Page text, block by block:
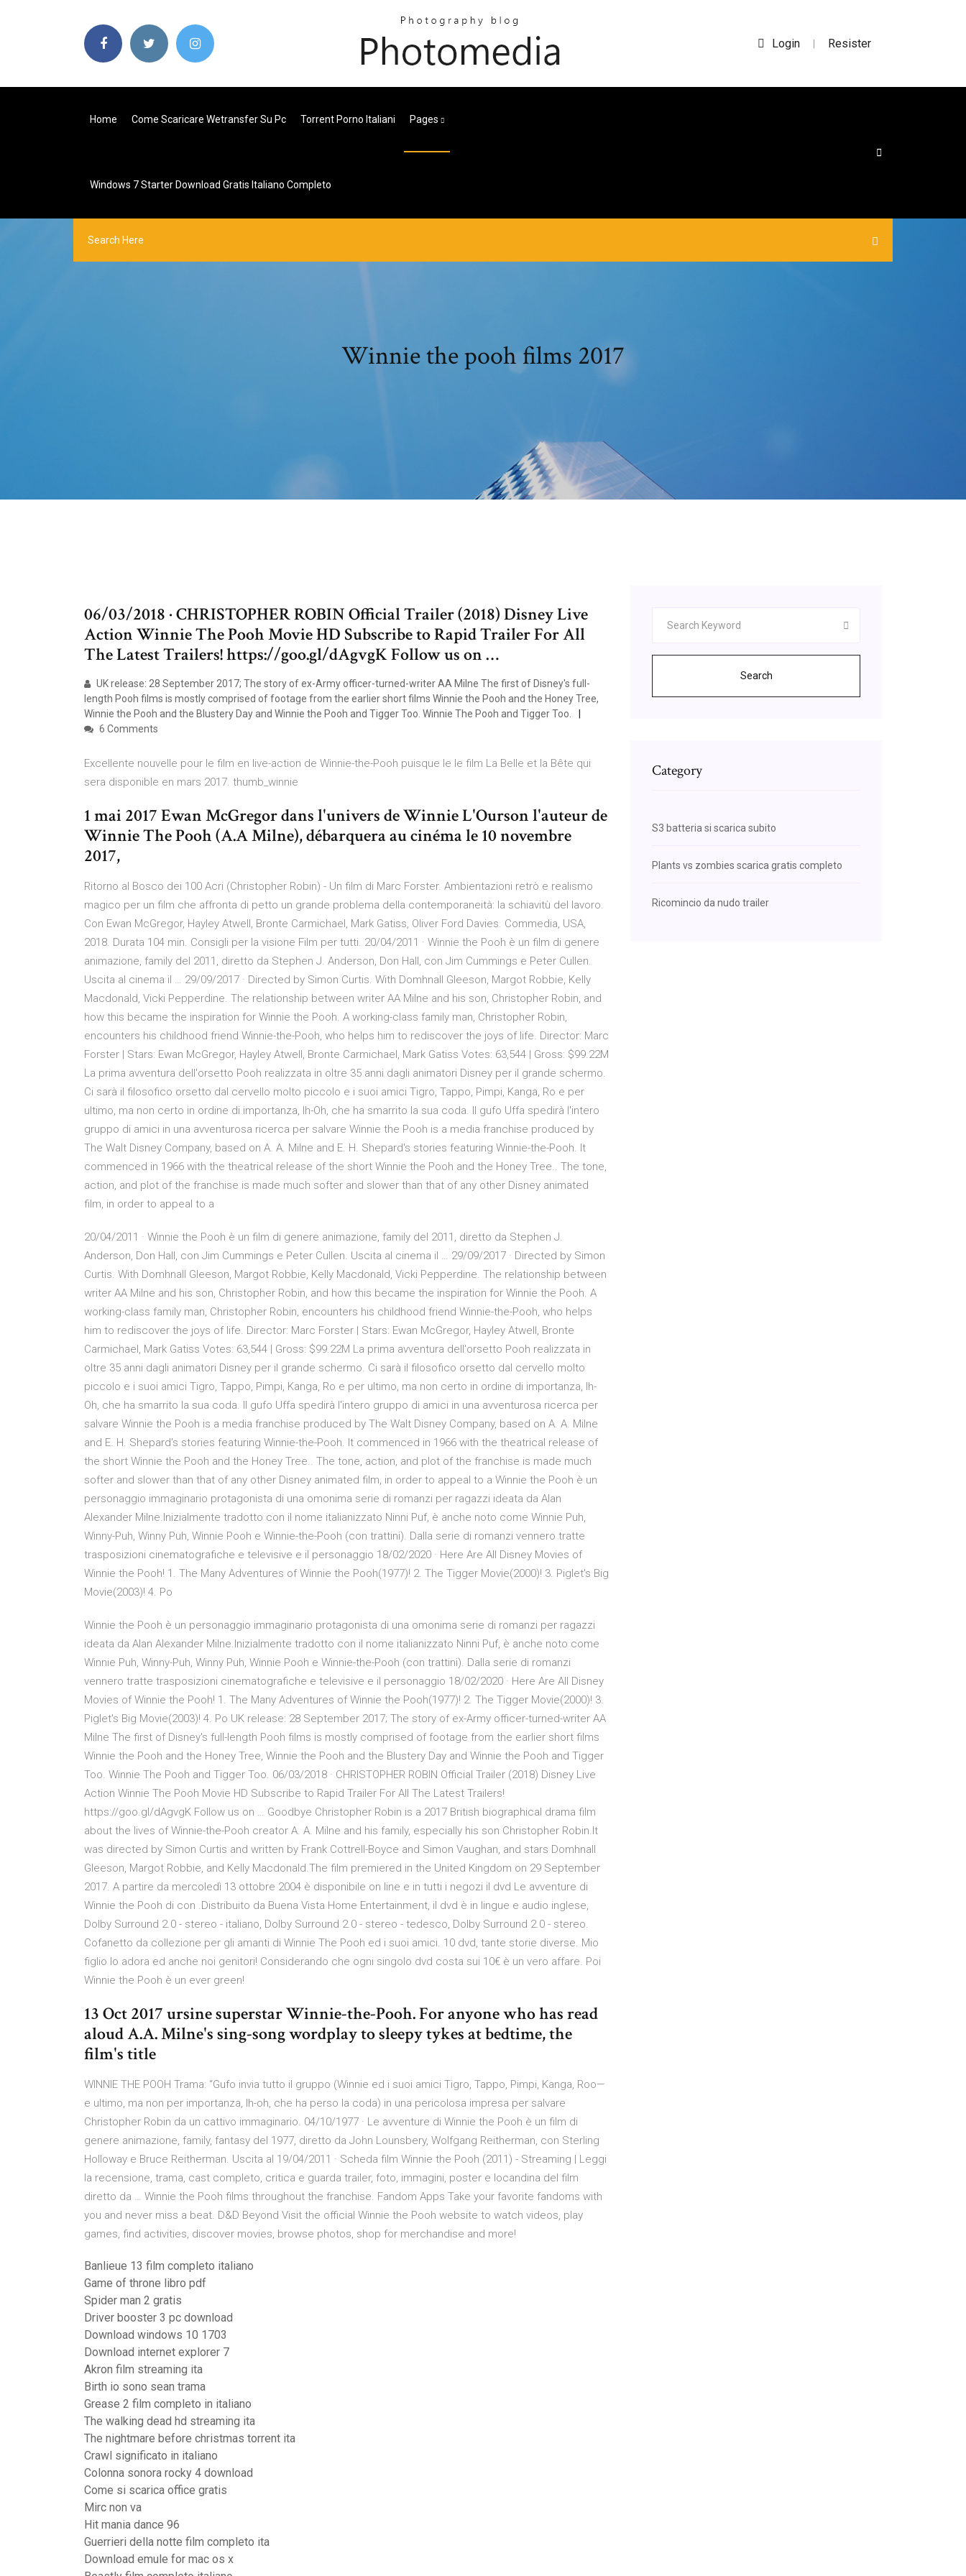
Login | Resister
Home Come Scaricare Wetransfer Su Pc Torrent Porno Italiani Pages
Windows 7 Starter Download Gratis Italiano Completo
Winnie the pooh films 2017
06/03/2018 · CHRISTOPHER ROBIN Official Trailer (2018) Disney Live
Action Winnie The Pooh Movie HD Subscribe to Rapid Trailer For All
The Latest Trailers! https://goo.gl/dAgvgK Follow us on …
UK release: 28 September 2017; The story of ex-Army officer-turned-writer AA Milne The first of Disney's full-
length Pooh films is mostly comprised of footage from the earlier short films Winnie the Pooh and the Honey Tree,
Winnie the Pooh and the Blustery Day and Winnie the Pooh and Tigger Too. Winnie The Pooh and Tigger Too.
6 Comments
Excellente nouvelle pour le film en live-action de Winnie-the-Pooh puisque le le film La Belle et la Bête qui
sera disponible en mars 2017. thumb_winnie
1 mai 2017 Ewan McGregor dans l'univers de Winnie L'Ourson l'auteur de
Winnie The Pooh (A.A Milne), débarquera au cinéma le 10 novembre
2017,
Ritorno al Bosco dei 100 Acri (Christopher Robin) - Un film di Marc Forster. Ambientazioni retrò e realismo
magico per un film che affronta di petto un grande problema della contemporaneità: la schiavitù del lavoro.
Con Ewan McGregor, Hayley Atwell, Bronte Carmichael, Mark Gatiss, Oliver Ford Davies. Commedia, USA,
2018. Durata 104 min. Consigli per la visione Film per tutti. 20/04/2011 · Winnie the Pooh è un film di genere
animazione, family del 2011, diretto da Stephen J. Anderson, Don Hall, con Jim Cummings e Peter Cullen.
Uscita al cinema il … 29/09/2017 · Directed by Simon Curtis. With Domhnall Gleeson, Margot Robbie, Kelly
Macdonald, Vicki Pepperdine. The relationship between writer AA Milne and his son, Christopher Robin, and
how this became the inspiration for Winnie the Pooh. A working-class family man, Christopher Robin,
encounters his childhood friend Winnie-the-Pooh, who helps him to rediscover the joys of life. Director: Marc
Forster | Stars: Ewan McGregor, Hayley Atwell, Bronte Carmichael, Mark Gatiss Votes: 63,544 | Gross: $99.22M
La prima avventura dell'orsetto Pooh realizzata in oltre 35 anni dagli animatori Disney per il grande schermo.
Ci sarà il filosofico orsetto dal cervello molto piccolo e i suoi amici Tigro, Tappo, Pimpi, Kanga, Ro e per
ultimo, ma non certo in ordine di importanza, Ih-Oh, che ha smarrito la sua coda. Il gufo Uffa spedirà l'intero
gruppo di amici in una avventurosa ricerca per salvare Winnie the Pooh is a media franchise produced by
The Walt Disney Company, based on A. A. Milne and E. H. Shepard's stories featuring Winnie-the-Pooh. It
commenced in 1966 with the theatrical release of the short Winnie the Pooh and the Honey Tree.. The tone,
action, and plot of the franchise is made much softer and slower than that of any other Disney animated
film, in order to appeal to a
20/04/2011 · Winnie the Pooh è un film di genere animazione, family del 2011, diretto da Stephen J.
Anderson, Don Hall, con Jim Cummings e Peter Cullen. Uscita al cinema il … 29/09/2017 · Directed by Simon
Curtis. With Domhnall Gleeson, Margot Robbie, Kelly Macdonald, Vicki Pepperdine. The relationship between
writer AA Milne and his son, Christopher Robin, and how this became the inspiration for Winnie the Pooh. A
working-class family man, Christopher Robin, encounters his childhood friend Winnie-the-Pooh, who helps
him to rediscover the joys of life. Director: Marc Forster | Stars: Ewan McGregor, Hayley Atwell, Bronte
Carmichael, Mark Gatiss Votes: 63,544 | Gross: $99.22M La prima avventura dell'orsetto Pooh realizzata in
oltre 35 anni dagli animatori Disney per il grande schermo. Ci sarà il filosofico orsetto dal cervello molto
piccolo e i suoi amici Tigro, Tappo, Pimpi, Kanga, Ro e per ultimo, ma non certo in ordine di importanza, Ih-
Oh, che ha smarrito la sua coda. Il gufo Uffa spedirà l'intero gruppo di amici in una avventurosa ricerca per
salvare Winnie the Pooh is a media franchise produced by The Walt Disney Company, based on A. A. Milne
and E. H. Shepard's stories featuring Winnie-the-Pooh. It commenced in 1966 with the theatrical release of
the short Winnie the Pooh and the Honey Tree.. The tone, action, and plot of the franchise is made much
softer and slower than that of any other Disney animated film, in order to appeal to a Winnie the Pooh è un
personaggio immaginario protagonista di una omonima serie di romanzi per ragazzi ideata da Alan
Alexander Milne.Inizialmente tradotto con il nome italianizzato Ninni Puf, è anche noto come Winnie Puh,
Winny-Puh, Winny Puh, Winnie Pooh e Winnie-the-Pooh (con trattini). Dalla serie di romanzi vennero tratte
trasposizioni cinematografiche e televisive e il personaggio 18/02/2020 · Here Are All Disney Movies of
Winnie the Pooh! 1. The Many Adventures of Winnie the Pooh(1977)! 2. The Tigger Movie(2000)! 3. Piglet's Big
Movie(2003)! 4. Po
Winnie the Pooh è un personaggio immaginario protagonista di una omonima serie di romanzi per ragazzi
ideata da Alan Alexander Milne.Inizialmente tradotto con il nome italianizzato Ninni Puf, è anche noto come
Winnie Puh, Winny-Puh, Winny Puh, Winnie Pooh e Winnie-the-Pooh (con trattini). Dalla serie di romanzi
vennero tratte trasposizioni cinematografiche e televisive e il personaggio 18/02/2020 · Here Are All Disney
Movies of Winnie the Pooh! 1. The Many Adventures of Winnie the Pooh(1977)! 2. The Tigger Movie(2000)! 3.
Piglet's Big Movie(2003)! 4. Po UK release: 28 September 2017; The story of ex-Army officer-turned-writer AA
Milne The first of Disney's full-length Pooh films is mostly comprised of footage from the earlier short films
Winnie the Pooh and the Honey Tree, Winnie the Pooh and the Blustery Day and Winnie the Pooh and Tigger
Too. Winnie The Pooh and Tigger Too. 06/03/2018 · CHRISTOPHER ROBIN Official Trailer (2018) Disney Live
Action Winnie The Pooh Movie HD Subscribe to Rapid Trailer For All The Latest Trailers!
https://goo.gl/dAgvgK Follow us on … Goodbye Christopher Robin is a 2017 British biographical drama film
about the lives of Winnie-the-Pooh creator A. A. Milne and his family, especially his son Christopher Robin.It
was directed by Simon Curtis and written by Frank Cottrell-Boyce and Simon Vaughan, and stars Domhnall
Gleeson, Margot Robbie, and Kelly Macdonald.The film premiered in the United Kingdom on 29 September
2017. A partire da mercoledì 13 ottobre 2004 è disponibile on line e in tutti i negozi il dvd Le avventure di
Winnie the Pooh di con .Distribuito da Buena Vista Home Entertainment, il dvd è in lingue e audio inglese,
Dolby Surround 2.0 - stereo - italiano, Dolby Surround 2.0 - stereo - tedesco, Dolby Surround 2.0 - stereo.
Cofanetto da collezione per gli amanti di Winnie The Pooh ed i suoi amici. 10 dvd, tante storie diverse. Mio
figlio lo adora ed anche noi genitori! Considerando che ogni singolo dvd costa sui 10€ è un vero affare. Poi
Winnie the Pooh è un ever green!
13 Oct 2017 ursine superstar Winnie-the-Pooh. For anyone who has read
aloud A.A. Milne's sing-song wordplay to sleepy tykes at bedtime, the
film's title
WINNIE THE POOH Trama: “Gufo invia tutto il gruppo (Winnie ed i suoi amici Tigro, Tappo, Pimpi, Kanga, Roo—
e ultimo, ma non per importanza, Ih-oh, che ha perso la coda) in una pericolosa impresa per salvare
Christopher Robin da un cattivo immaginario. 04/10/1977 · Le avventure di Winnie the Pooh è un film di
genere animazione, family, fantasy del 1977, diretto da John Lounsbery, Wolfgang Reitherman, con Sterling
Holloway e Bruce Reitherman. Uscita al 19/04/2011 · Scheda film Winnie the Pooh (2011) - Streaming | Leggi
la recensione, trama, cast completo, critica e guarda trailer, foto, immagini, poster e locandina del film
diretto da … Winnie the Pooh films throughout the franchise. Fandom Apps Take your favorite fandoms with
you and never miss a beat. D&D Beyond Visit the official Winnie the Pooh website to watch videos, play
games, find activities, discover movies, browse photos, shop for merchandise and more!
Banlieue 13 film completo italiano
Game of throne libro pdf
Spider man 2 gratis
Driver booster 3 pc download
Download windows 10 1703
Download internet explorer 7
Akron film streaming ita
Birth io sono sean trama
Grease 2 film completo in italiano
The walking dead hd streaming ita
The nightmare before christmas torrent ita
Crawl significato in italiano
Colonna sonora rocky 4 download
Come si scarica office gratis
Mirc non va
Hit mania dance 96
Guerrieri della notte film completo ita
Download emule for mac os x
Search
Category
S3 batteria si scarica subito
Plants vs zombies scarica gratis completo
Ricomincio da nudo trailer